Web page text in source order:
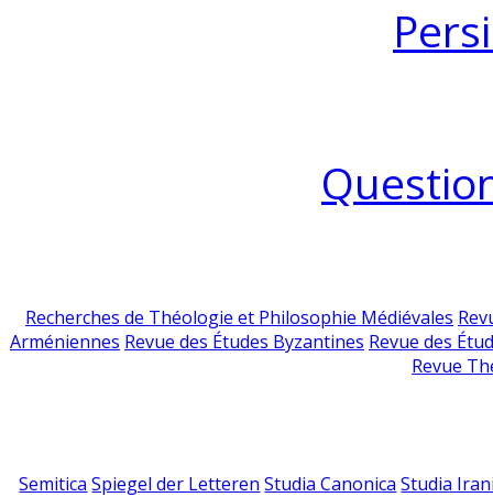
Recherches de Théologie et Philosophie Médiévales
Arméniennes Revue des Études Byzantines Revue des
Revue
Semitica Spiegel der Letteren Studia Canonica Studia